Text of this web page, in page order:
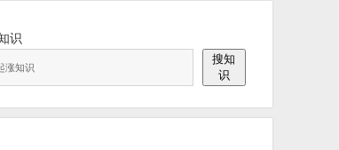
识
搜知
识